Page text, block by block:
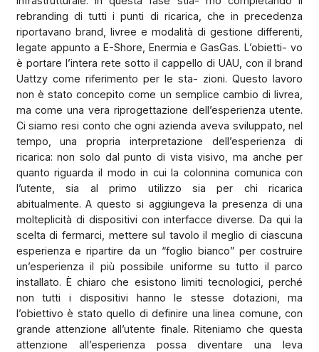
rebranding di tutti i punti di ricarica, che in precedenza
riportavano brand, livree e modalità di gestione differenti,
legate appunto a E-Shore, Enermia e GasGas. L’obietti- vo
è portare l’intera rete sotto il cappello di UAU, con il brand
Uattzy come riferimento per le sta- zioni. Questo lavoro
non è stato concepito come un semplice cambio di livrea,
ma come una vera riprogettazione dell’esperienza utente.
Ci siamo resi conto che ogni azienda aveva sviluppato, nel
tempo, una propria interpretazione dell’esperienza di
ricarica: non solo dal punto di vista visivo, ma anche per
quanto riguarda il modo in cui la colonnina comunica con
l’utente, sia al primo utilizzo sia per chi ricarica
abitualmente. A questo si aggiungeva la presenza di una
molteplicità di dispositivi con interfacce diverse. Da qui la
scelta di fermarci, mettere sul tavolo il meglio di ciascuna
esperienza e ripartire da un “foglio bianco” per costruire
un’esperienza il più possibile uniforme su tutto il parco
installato. È chiaro che esistono limiti tecnologici, perché
non tutti i dispositivi hanno le stesse dotazioni, ma
l’obiettivo è stato quello di definire una linea comune, con
grande attenzione all’utente finale. Riteniamo che questa
attenzione all’esperienza possa diventare una leva